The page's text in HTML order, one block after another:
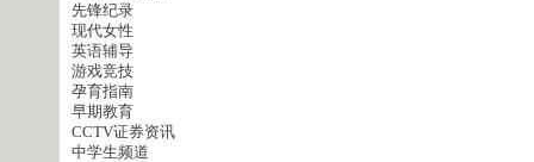
先锋纪录
现代女性
英语辅导
游戏竞技
孕育指南
早期教育
CCTV证券资讯
中学生频道